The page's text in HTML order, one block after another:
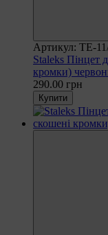
Артикул: TE-
Staleks Пінцет
кромки)
290.00 грн
Купити